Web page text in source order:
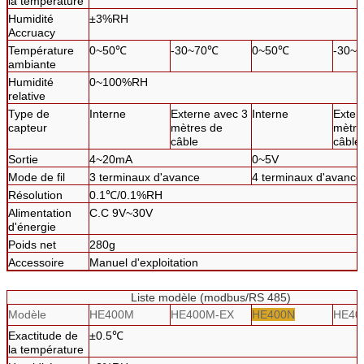
Humidité
Accruacy
±3%RH
Température
ambiante
0~50℃ -30~70℃ 0~50℃ -
Humidité
relative
0~100%RH
Type de
capteur
Interne
Externe avec 3
mètres de
câble
Interne
câble
Sortie
4~20mA
0~5V
Mode de fil
3 terminaux d'avance
4 terminaux d'avance
Résolution
0.1℃/0.1%RH
Alimentation
d'énergie
C.C 9V~30V
Poids net
280g
Accessoire
Manuel d'exploitation
Liste modèle (modbus/RS 485)
Modèle
HE400M HE400M-EX HE400N
Exactitude de
la température
±0.5℃